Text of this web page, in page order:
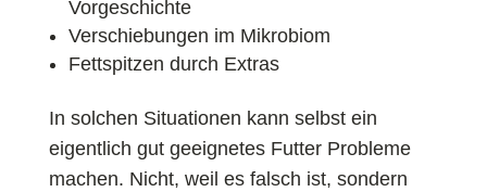
Vorgeschichte
Verschiebungen im Mikrobiom
Fettspitzen durch Extras
In solchen Situationen kann selbst ein
eigentlich gut geeignetes Futter Probleme
machen. Nicht, weil es falsch ist, sondern